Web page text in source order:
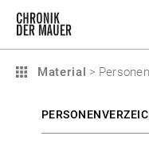
Material >